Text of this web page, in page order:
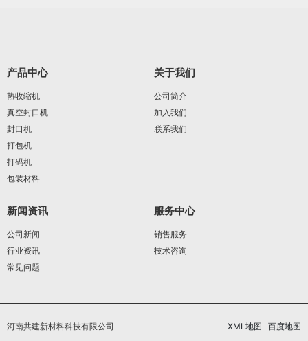
产品中心
热收缩机
真空封口机
封口机
打包机
打码机
包装材料
关于我们
公司简介
加入我们
联系我们
新闻资讯
公司新闻
行业资讯
常见问题
服务中心
销售服务
技术咨询
河南共建新材料科技有限公司 XML地图 百度地图